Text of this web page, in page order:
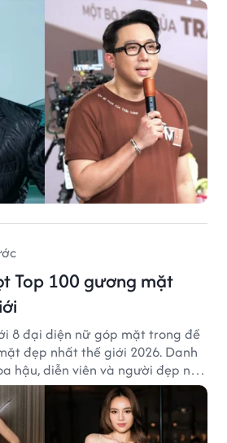
Top 100 gương mặt
8 đại diện nữ góp mặt trong đề
đẹp nhất thế giới 2026. Danh
hậu, diễn viên và người đẹp nổi